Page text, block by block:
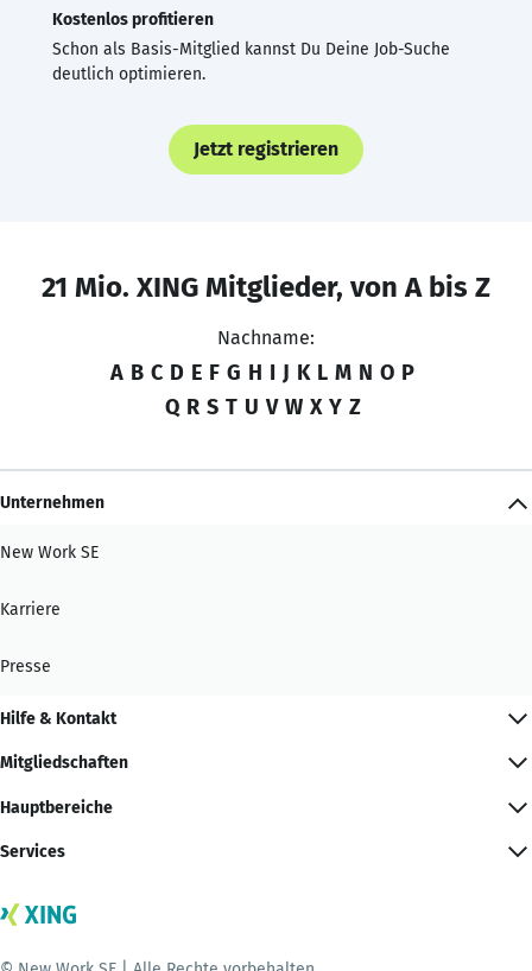
Kostenlos profitieren
Schon als Basis-Mitglied kannst Du Deine Job-Suche
deutlich optimieren.
Jetzt registrieren
21 Mio. XING Mitglieder, von A bis Z
Nachname:
A B C D E F G H I J K L M N O P
Q R S T U V W X Y Z
Unternehmen
New Work SE
Karriere
Presse
Hilfe & Kontakt
Mitgliedschaften
Hauptbereiche
Services